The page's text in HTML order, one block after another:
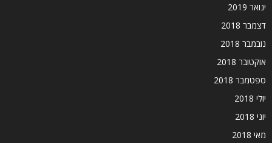
ינואר 2019
דצמבר 2018
נובמבר 2018
אוקטובר 2018
ספטמבר 2018
יולי 2018
יוני 2018
מאי 2018